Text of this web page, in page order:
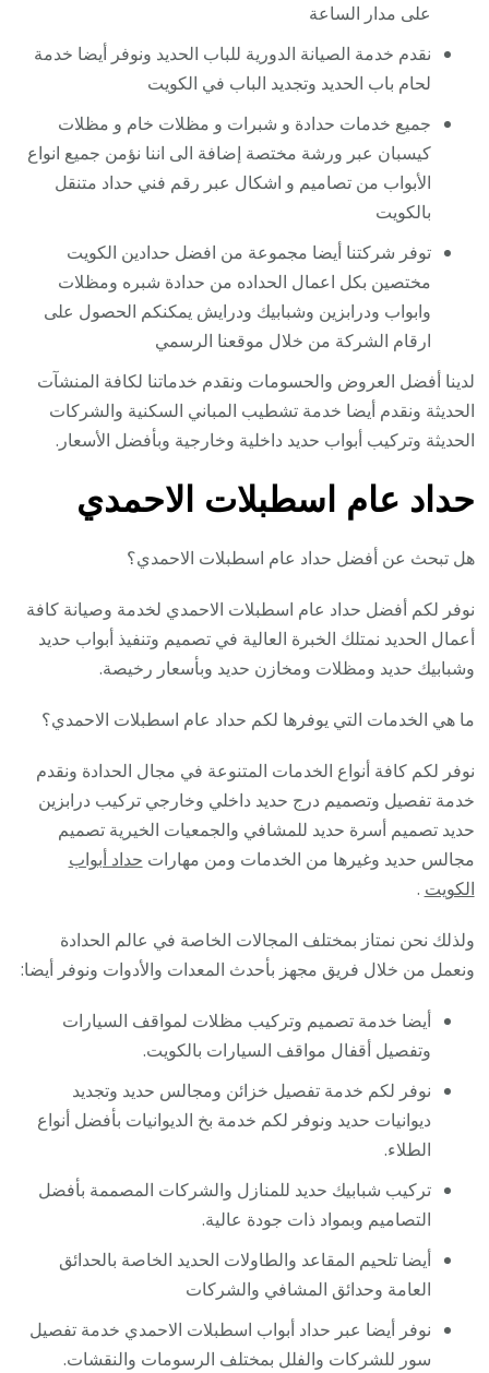
على مدار الساعة
نقدم خدمة الصيانة الدورية للباب الحديد ونوفر أيضا خدمة
لحام باب الحديد وتجديد الباب في الكويت
جميع خدمات حدادة و شبرات و مظلات خام و مظلات
كيسبان عبر ورشة مختصة إضافة الى اننا نؤمن جميع انواع
الأبواب من تصاميم و اشكال عبر رقم فني حداد متنقل
بالكويت
توفر شركتنا أيضا مجموعة من افضل حدادين الكويت
مختصين بكل اعمال الحداده من حدادة شبره ومظلات
وابواب ودرابزين وشبابيك ودرايش يمكنكم الحصول على
ارقام الشركة من خلال موقعنا الرسمي
لدينا أفضل العروض والحسومات ونقدم خدماتنا لكافة المنشآت
الحديثة ونقدم أيضا خدمة تشطيب المباني السكنية والشركات
الحديثة وتركيب أبواب حديد داخلية وخارجية وبأفضل الأسعار.
حداد عام اسطبلات الاحمدي
هل تبحث عن أفضل حداد عام اسطبلات الاحمدي؟
نوفر لكم أفضل حداد عام اسطبلات الاحمدي لخدمة وصيانة كافة
أعمال الحديد نمتلك الخبرة العالية في تصميم وتنفيذ أبواب حديد
وشبابيك حديد ومظلات ومخازن حديد وبأسعار رخيصة.
ما هي الخدمات التي يوفرها لكم حداد عام اسطبلات الاحمدي؟
نوفر لكم كافة أنواع الخدمات المتنوعة في مجال الحدادة ونقدم
خدمة تفصيل وتصميم درج حديد داخلي وخارجي تركيب درابزين
حديد تصميم أسرة حديد للمشافي والجمعيات الخيرية تصميم
مجالس حديد وغيرها من الخدمات ومن مهارات حداد أبواب
الكويت .
ولذلك نحن نمتاز بمختلف المجالات الخاصة في عالم الحدادة
ونعمل من خلال فريق مجهز بأحدث المعدات والأدوات ونوفر أيضا:
أيضا خدمة تصميم وتركيب مظلات لمواقف السيارات
وتفصيل أقفال مواقف السيارات بالكويت.
نوفر لكم خدمة تفصيل خزائن ومجالس حديد وتجديد
ديوانيات حديد ونوفر لكم خدمة بخ الديوانيات بأفضل أنواع
الطلاء.
تركيب شبابيك حديد للمنازل والشركات المصممة بأفضل
التصاميم وبمواد ذات جودة عالية.
أيضا تلحيم المقاعد والطاولات الحديد الخاصة بالحدائق
العامة وحدائق المشافي والشركات
نوفر أيضا عبر حداد أبواب اسطبلات الاحمدي خدمة تفصيل
سور للشركات والفلل بمختلف الرسومات والنقشات.